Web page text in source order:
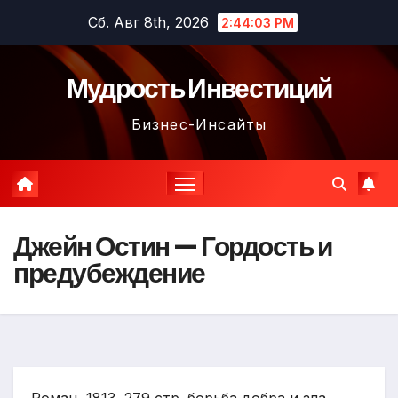
содержимому
Сб. Авг 8th, 2026 2:44:04 PM
Мудрость Инвестиций
Бизнес-Инсайты
Джейн Остин — Гордость и
предубеждение